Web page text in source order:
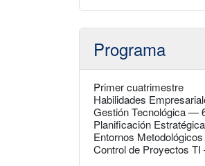
Programa
Primer cuatrimestre
Habilidades
Gestión Tecnológica —
Planificación
Entornos
Control de Proyectos